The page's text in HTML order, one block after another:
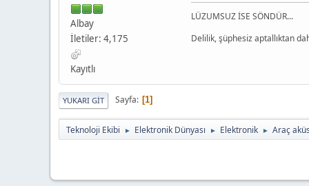
Albay
İletiler: 4,175
Kayıtlı
LÜZUMSUZ İSE SÖNDÜR...
Delilik, şüphesiz aptallıktan
YUKARI GIT Sayfa 1
Teknoloji Ekibi ► Elektronik Dünyası ► Elektronik ► Araç